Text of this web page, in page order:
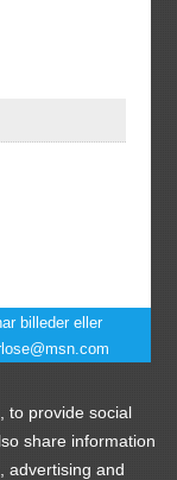
billeder eller
to provide social
share information
advertising and